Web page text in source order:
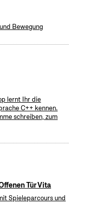
Bewegung
lernt Ihr die
C++ kennen.
schreiben, zum
Tür Vita
Spieleparcours und